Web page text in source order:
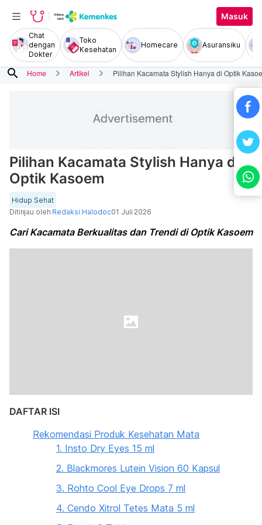
Masuk
Chat
dengan
Dokter
Toko
Kesehatan
Homecare Asuransiku
search Home Artikel Pilihan Kacamata Stylish Hanya di Optik
Pilihan Kacamata Stylish Hanya di
Optik Kasoem
Hidup Sehat
Ditinjau oleh Redaksi Halodoc01 Juli 2026
Cari Kacamata Berkualitas dan Trendi di Optik Kasoem
DAFTAR ISI
Rekomendasi Produk Kesehatan Mata
1. Insto Dry Eyes 15 ml
2. Blackmores Lutein Vision 60 Kapsul
3. Rohto Cool Eye Drops 7 ml
4. Cendo Xitrol Tetes Mata 5 ml